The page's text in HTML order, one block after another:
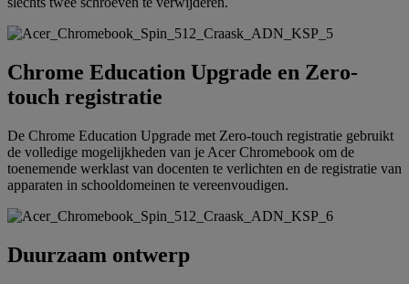
Chrome Education Upgrade en Zero-
touch registratie
De Chrome Education Upgrade met Zero-touch registratie gebruikt
de volledige mogelijkheden van je Acer Chromebook om de
toenemende werklast van docenten te verlichten en de registratie van
apparaten in schooldomeinen te vereenvoudigen.
Duurzaam ontwerp